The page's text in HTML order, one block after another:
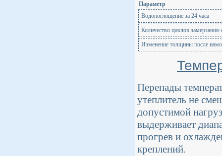
Параметр
Водопоглощение за 24 часа
Количество циклов замерзания-
Изменение толщины после
Перепады
утеплитель не
допустимой
выдерживает
прогрев и
креплений.